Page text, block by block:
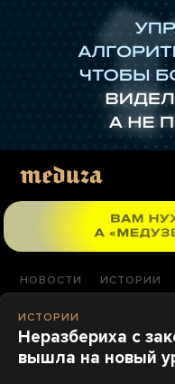
НОВОСТИ ИСТОРИИ
ИСТОРИИ
Неразбериха с
вышла на новый